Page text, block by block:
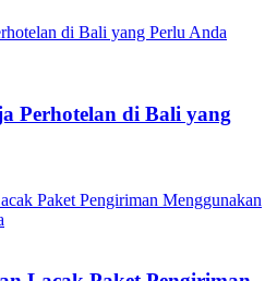
Perhotelan di Bali yang